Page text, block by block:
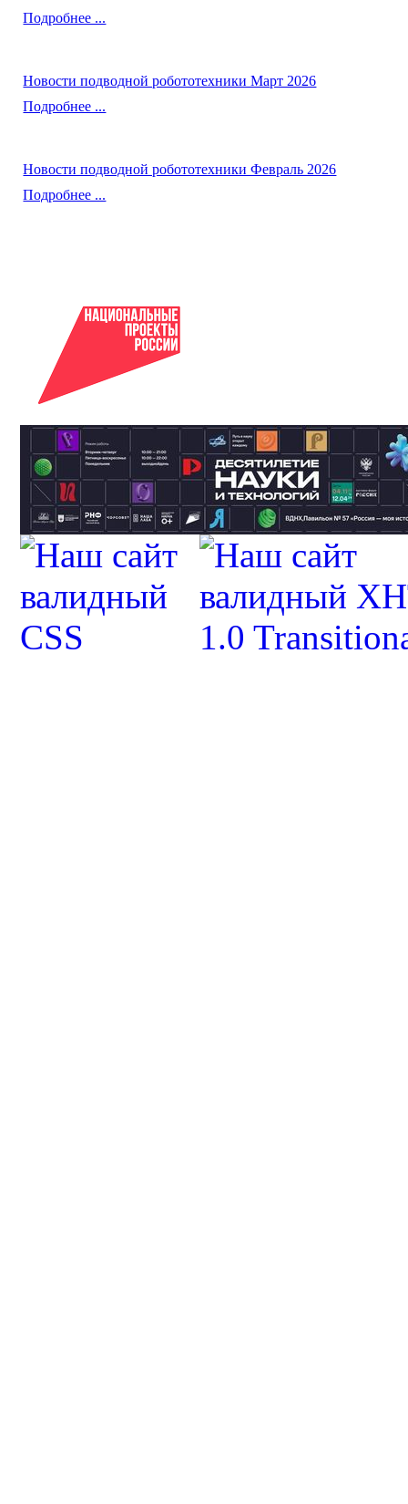
Подробнее ...
Новости подводной робототехники Март 2026
Подробнее ...
Новости подводной робототехники Февраль 2026
Подробнее ...